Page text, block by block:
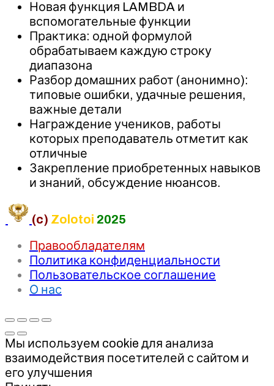
Новая функция LAMBDA и
вспомогательные функции
Практика: одной формулой
обрабатываем каждую строку
диапазона
Разбор домашних работ (анонимно):
типовые ошибки, удачные решения,
важные детали
Награждение учеников, работы
которых преподаватель отметит как
отличные
Закрепление приобретенных навыков
и знаний, обсуждение нюансов.
(c) Zolotoi 2025
Правообладателям
Политика конфиденциальности
Пользовательское соглашение
О нас
Мы используем cookie для анализа
взаимодействия посетителей с сайтом и
его улучшения